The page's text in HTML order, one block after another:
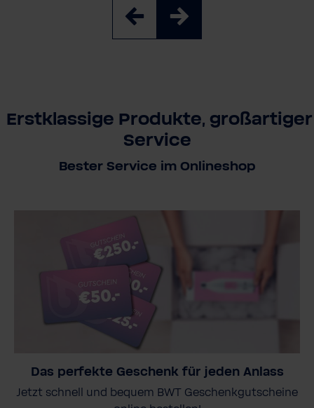
Erstklassige Produkte, großartiger
Service
Bester Service im Onlineshop
Das perfekte Geschenk für jeden Anlass
Jetzt schnell und bequem BWT Geschenkgutscheine